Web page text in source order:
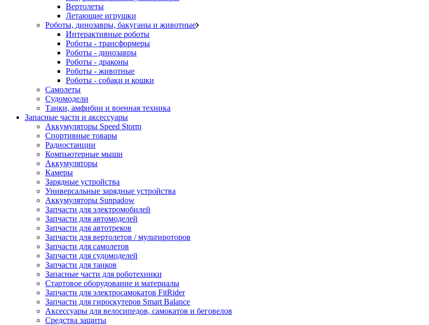
Вертолеты
Летающие игрушки
Роботы, динозавры, бакуганы и животные
Интерактивные роботы
Роботы - трансформеры
Роботы - динозавры
Роботы - драконы
Роботы - животные
Роботы - собаки и кошки
Самолеты
Судомодели
Танки, амфибии и военная техника
Запасные части и аксессуары
Аккумуляторы Speed Storm
Спортивные товары
Радиостанции
Компьютерные мыши
Аккумуляторы
Камеры
Зарядные устройства
Универсальные зарядные устройства
Аккумуляторы Sunpadow
Запчасти для электромобилей
Запчасти для автомоделей
Запчасти для автотреков
Запчасти для вертолетов / мультироторов
Запчасти для самолетов
Запчасти для судомоделей
Запчасти для танков
Запасные части для роботехники
Стартовое оборудование и материалы
Запчасти для электросамокатов FitRider
Запчасти для гироскутеров Smart Balance
Аксессуары для велосипедов, самокатов и беговелов
Средства защиты